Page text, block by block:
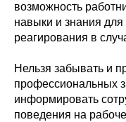
возможность
навыки и знания
реагирования в
Нельзя забывать и
профессиональных
информировать
поведения на